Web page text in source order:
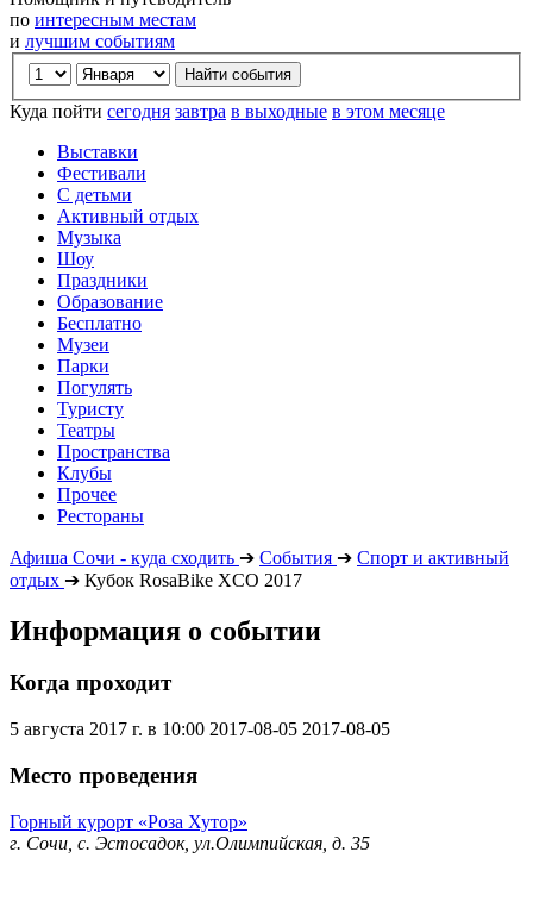
по интересным местам
и лучшим событиям
Куда пойти сегодня завтра в выходные в этом месяце
Выставки
Фестивали
С детьми
Активный отдых
Музыка
Шоу
Праздники
Образование
Бесплатно
Музеи
Парки
Погулять
Туристу
Театры
Пространства
Клубы
Прочее
Рестораны
Афиша Сочи - куда сходить ➔ События ➔ Спорт и активный
отдых ➔ Кубок RosaBike XCO 2017
Информация о событии
Когда проходит
5 августа 2017 г. в 10:00 2017-08-05 2017-08-05
Место проведения
Горный курорт «Роза Хутор»
г. Сочи, с. Эстосадок, ул.Олимпийская, д. 35